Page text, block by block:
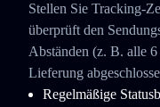
Stellen Sie Tracking-
überprüft den
Abständen (z. B. alle
Lieferung
Regelmäßige